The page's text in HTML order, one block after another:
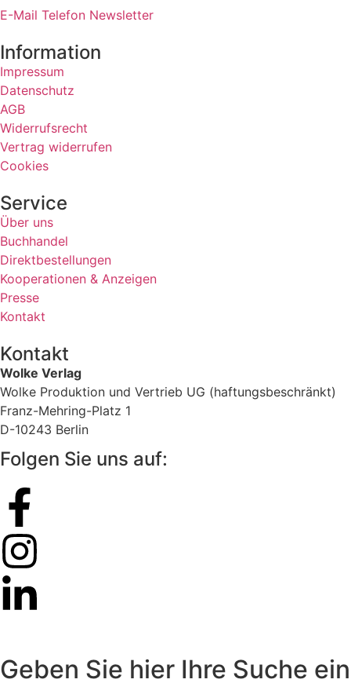
E-Mail Telefon Newsletter
Information
Impressum
Datenschutz
AGB
Widerrufsrecht
Vertrag widerrufen
Cookies
Service
Über uns
Buchhandel
Direktbestellungen
Kooperationen & Anzeigen
Presse
Kontakt
Kontakt
Wolke Verlag
Wolke Produktion und Vertrieb UG (haftungsbeschränkt)
Franz-Mehring-Platz 1
D-10243 Berlin
Folgen Sie uns auf:
Geben Sie hier Ihre Suche ein